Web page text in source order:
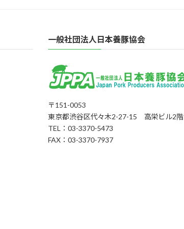
一般社団法人日本養豚協会
〒151-0053
東京都渋谷区代々木2-27-15 高栄ビル2階
TEL：03-3370-5473
FAX：03-3370-7937